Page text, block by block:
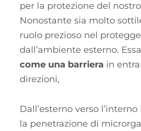
per la protezione del
Nonostante sia molto
ruolo prezioso nel
dall’ambiente esterno. Essa
come una barriera in
direzioni,
Dall’esterno verso
la penetrazione di